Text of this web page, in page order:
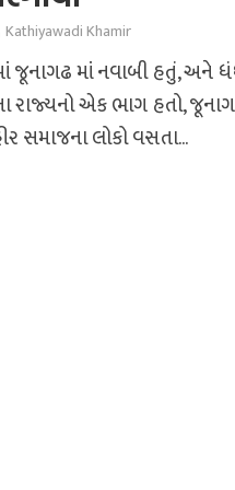
Kathiyawadi Khamir
જૂનાગઢ માં નવાબી હતું, અને
રાજ્યનો એક ભાગ હતો,
લોકો વસતા...